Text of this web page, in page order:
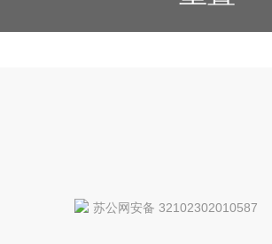
苏公网安备 32102302010587